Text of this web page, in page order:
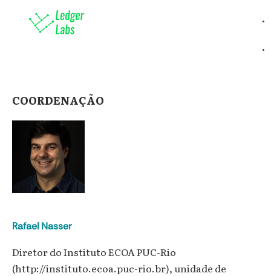
.
.
COORDENAÇÃO
Rafael Nasser
Diretor do Instituto ECOA PUC-Rio
(http://instituto.ecoa.puc-rio.br), unidade de